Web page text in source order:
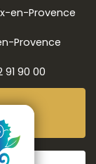
en-Provence
Provence
91 90 00